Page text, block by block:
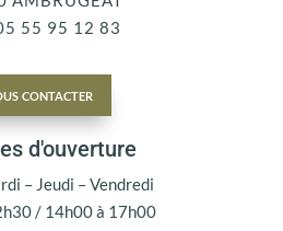
55 95 12 83
contacter
d'ouverture
– Jeudi – Vendredi
/ 14h00 à 17h00